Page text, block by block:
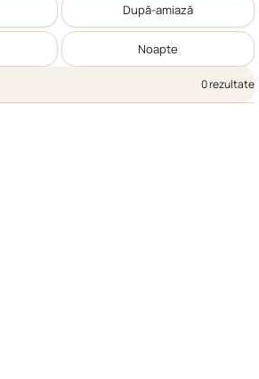
După-amiază
Noapte
0 rezultate